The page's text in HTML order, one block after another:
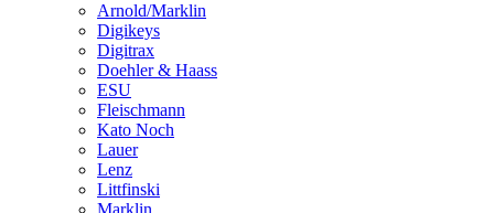
Arnold/Marklin
Digikeys
Digitrax
Doehler & Haass
ESU
Fleischmann
Kato Noch
Lauer
Lenz
Littfinski
Marklin